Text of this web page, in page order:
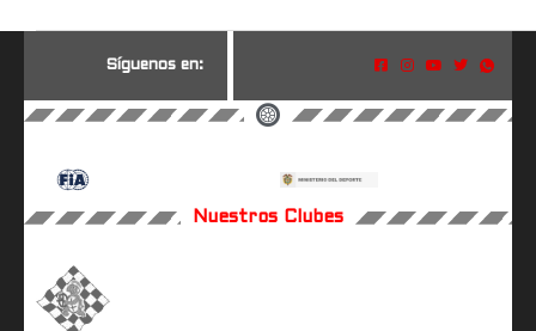
S íguenos en:
Nuestros Clubes